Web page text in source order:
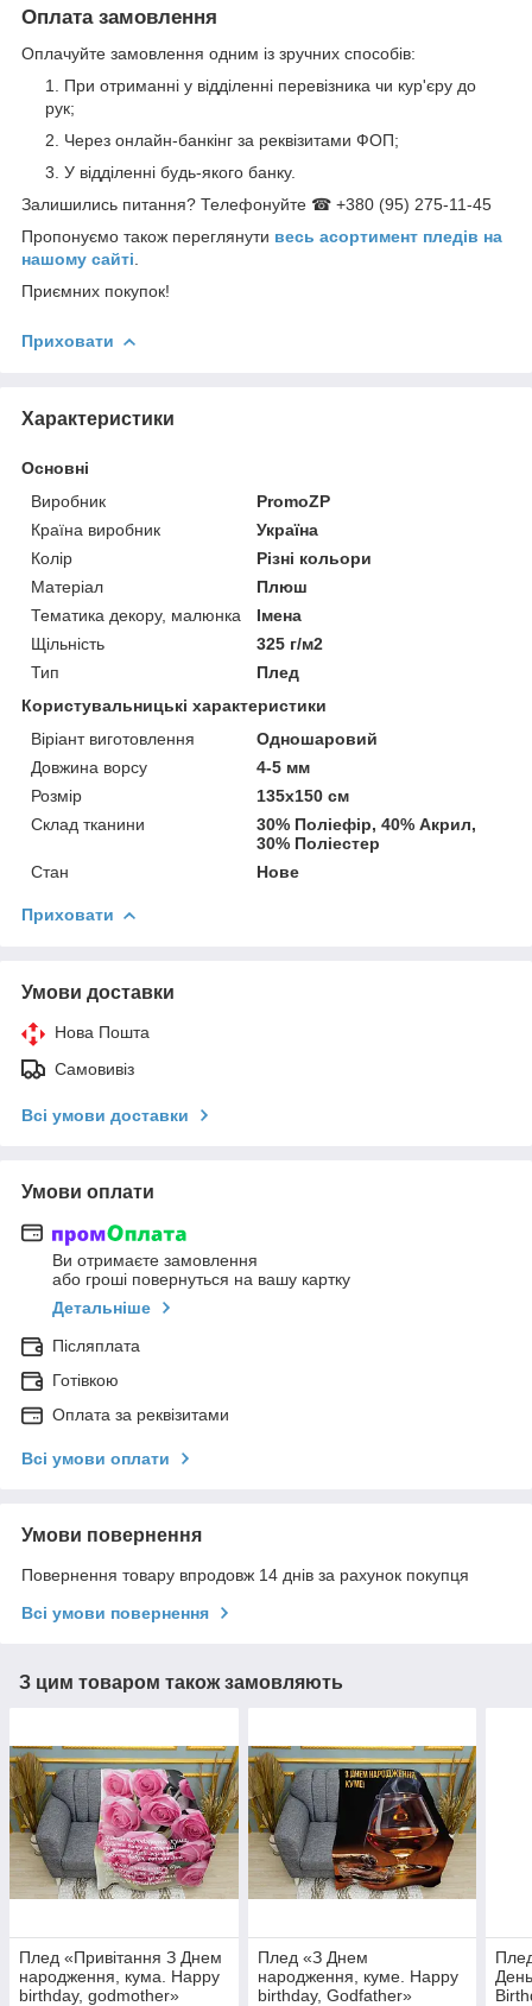
Оплата замовлення
Оплачуйте замовлення одним із зручних способів:
При отриманні у відділенні перевізника чи кур'єру до
рук;
Через онлайн-банкінг за реквізитами ФОП;
У відділенні будь-якого банку.
Залишились питання? Телефонуйте ☎ +380 (95) 275-11-45
Пропонуємо також переглянути весь асортимент пледів на
нашому сайті
Приємних покупок!
Приховати
Характеристики
Основні
Виробник
PromoZP
Країна виробник
Україна
Колір
Різні кольори
Матеріал
Плюш
Тематика декору, малюнка
Імена
Щільність
325 г/м2
Тип
Плед
Користувальницькі характеристики
Віріант виготовлення
Одношаровий
Довжина ворсу
4-5 мм
Розмір
135х150 см
Склад тканини
30% Поліефір, 40% Акрил,
30% Поліестер
Стан
Нове
Приховати
Умови доставки
Нова Пошта
Самовивіз
Всі умови доставки
Умови оплати
Ви отримаєте замовлення
або гроші повернуться на вашу картку
Детальніше
Післяплата
Готівкою
Оплата за реквізитами
Всі умови оплати
Умови повернення
Повернення товару впродовж 14 днів за рахунок покупця
Всі умови повернення
З цим товаром також замовляють
Плед «Привітання З Днем
народження, кума. Happy
birthday, godmother»
Плед «З Днем
народження, куме. Happy
birthday, Godfather»